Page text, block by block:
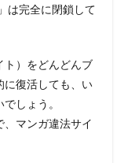
は完全に閉鎖して
ト）をどんどんブ
復活しても、 い
しょう。
マンガ違法サイ